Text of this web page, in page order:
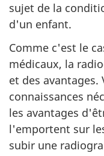
sujet de la
d'un enfant.
Comme c'est le
médicaux, la
et des avantages.
connaissances
les avantages
l'emportent sur
subir une